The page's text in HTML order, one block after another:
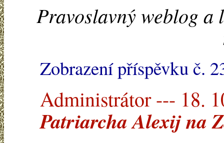
Pravoslavný weblog a
Zobrazení příspěvku č.
Administrátor --- 18.
Patriarcha Alexij na